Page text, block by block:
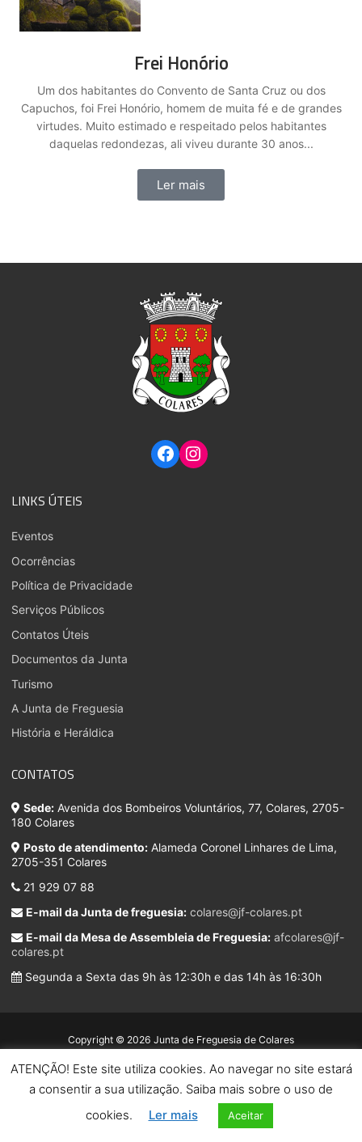
Frei Honório
Um dos habitantes do Convento de Santa Cruz ou dos
Capuchos, foi Frei Honório, homem de muita fé e de grandes
virtudes. Muito estimado e respeitado pelos habitantes
daquelas redondezas, ali viveu durante 30 anos...
Ler mais
LINKS ÚTEIS
Eventos
Ocorrências
Política de Privacidade
Serviços Públicos
Contatos Úteis
Documentos da Junta
Turismo
A Junta de Freguesia
História e Heráldica
CONTATOS
Sede: Avenida dos Bombeiros Voluntários, 77, Colares, 2705-
180 Colares
Posto de atendimento: Alameda Coronel Linhares de Lima,
2705-351 Colares
21 929 07 88
E-mail da Junta de freguesia: colares@jf-colares.pt
E-mail da Mesa de Assembleia de Freguesia: afcolares@jf-
colares.pt
Segunda a Sexta das 9h às 12:30h e das 14h às 16:30h
Copyright © 2026 Junta de Freguesia de Colares
Developed by
ATENÇÃO! Este site utiliza cookies. Ao navegar no site estará
a consentir a sua utilização. Saiba mais sobre o uso de
cookies.
Ler mais Aceitar